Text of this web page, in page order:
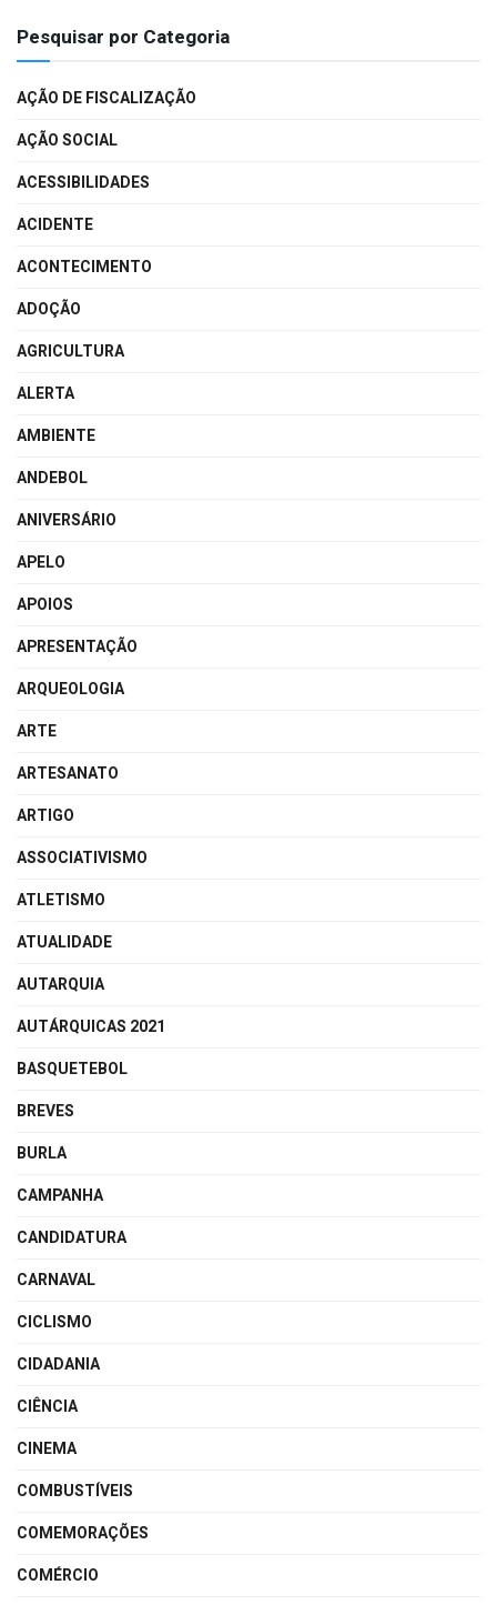
Pesquisar por Categoria
AÇÃO DE FISCALIZAÇÃO
AÇÃO SOCIAL
ACESSIBILIDADES
ACIDENTE
ACONTECIMENTO
ADOÇÃO
AGRICULTURA
ALERTA
AMBIENTE
ANDEBOL
ANIVERSÁRIO
APELO
APOIOS
APRESENTAÇÃO
ARQUEOLOGIA
ARTE
ARTESANATO
ARTIGO
ASSOCIATIVISMO
ATLETISMO
ATUALIDADE
AUTARQUIA
AUTÁRQUICAS 2021
BASQUETEBOL
BREVES
BURLA
CAMPANHA
CANDIDATURA
CARNAVAL
CICLISMO
CIDADANIA
CIÊNCIA
CINEMA
COMBUSTÍVEIS
COMEMORAÇÕES
COMÉRCIO